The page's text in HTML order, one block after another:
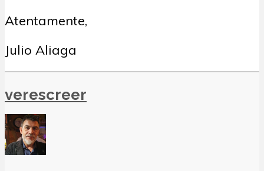
Atentamente,
Julio Aliaga
verescreer